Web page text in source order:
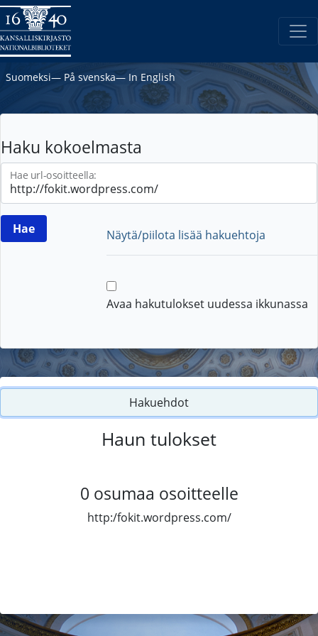
Suomeksi― På svenska― In English
Haku kokoelmasta
Hae url-osoitteella:
Näytä/piilota lisää hakuehtoja
Avaa hakutulokset uudessa ikkunassa
Hakuehdot
Haun tulokset
0 osumaa osoitteelle
http:/fokit.wordpress.com/